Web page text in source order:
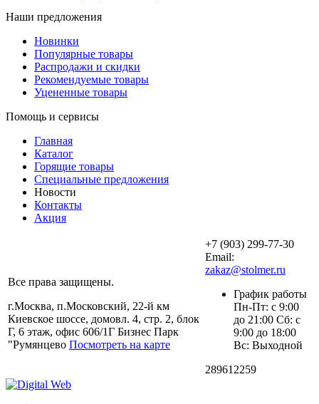
Наши предложения
Новинки
Популярные товары
Распродажи и скидки
Рекомендуемые товары
Уцененные товары
Помощь и сервисы
Главная
Каталог
Горящие товары
Специальные предложения
Новости
Контакты
Акция
Все права защищены.
г.Москва, п.Московский, 22-й км
Киевское шоссе, домовл. 4, стр. 2, блок
Г, 6 этаж, офис 606/1Г Бизнес Парк
"Румянцево Посмотреть на карте
+7 (903) 299-77-30
Email:
zakaz@stolmer.ru
График работы
Пн-Пт: с 9:00
до 21:00 Сб: с
9:00 до 18:00
Вс: Выходной
289612259